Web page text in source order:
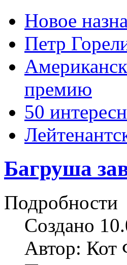
Новое
Петр
премию
50
Багруша
Подробности
Создано
Автор: Кот